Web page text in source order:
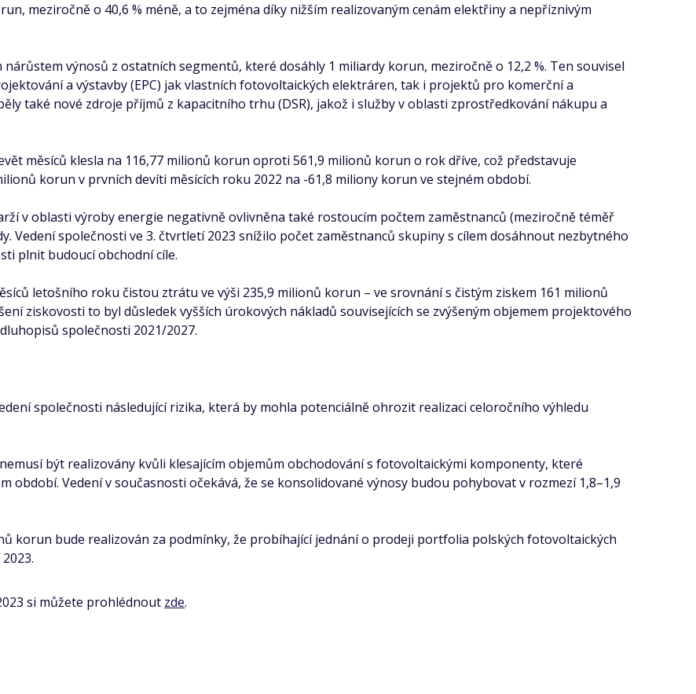
meziročně o 40,6 % méně, a to zejména díky nižším realizovaným cenám elektřiny a nepříznivým
výnosů z ostatních segmentů, které dosáhly 1 miliardy korun, meziročně o 12,2 %. Ten souvisel
a výstavby (EPC) jak vlastních fotovoltaických elektráren, tak i projektů pro komerční a
také nové zdroje příjmů z kapacitního trhu (DSR), jakož i služby v oblasti zprostředkování nákupu a
měsíců klesla na 116,77 milionů korun oproti 561,9 milionů korun o rok dříve, což představuje
korun v prvních devíti měsících roku 2022 na -61,8 miliony korun ve stejném období.
v oblasti výroby energie negativně ovlivněna také rostoucím počtem zaměstnanců (meziročně téměř
Vedení společnosti ve 3. čtvrtletí 2023 snížilo počet zaměstnanců skupiny s cílem dosáhnout nezbytného
plnit budoucí obchodní cíle.
letošního roku čistou ztrátu ve výši 235,9 milionů korun – ve srovnání s čistým ziskem 161 milionů
ziskovosti to byl důsledek vyšších úrokových nákladů souvisejících se zvýšeným objemem projektového
společnosti 2021/2027.
společnosti následující rizika, která by mohla potenciálně ohrozit realizaci celoročního výhledu
být realizovány kvůli klesajícím objemům obchodování s fotovoltaickými komponenty, které
období. Vedení v současnosti očekává, že se konsolidované výnosy budou pohybovat v rozmezí 1,8–1,9
korun bude realizován za podmínky, že probíhající jednání o prodeji portfolia polských fotovoltaických
si můžete prohlédnout zde.